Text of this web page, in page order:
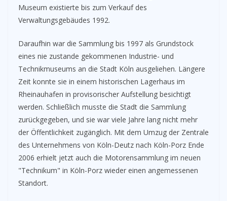
Museum existierte bis zum Verkauf des
Verwaltungsgebäudes 1992.
Daraufhin war die Sammlung bis 1997 als Grundstock
eines nie zustande gekommenen Industrie- und
Technikmuseums an die Stadt Köln ausgeliehen. Längere
Zeit konnte sie in einem historischen Lagerhaus im
Rheinauhafen in provisorischer Aufstellung besichtigt
werden. Schließlich musste die Stadt die Sammlung
zurückgegeben, und sie war viele Jahre lang nicht mehr
der Öffentlichkeit zugänglich. Mit dem Umzug der Zentrale
des Unternehmens von Köln-Deutz nach Köln-Porz Ende
2006 erhielt jetzt auch die Motorensammlung im neuen
"Technikum" in Köln-Porz wieder einen angemessenen
Standort.